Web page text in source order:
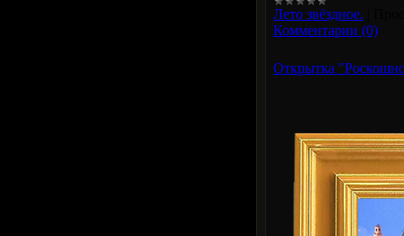
Лето звёздное.
Комментарии (0)
Открытка